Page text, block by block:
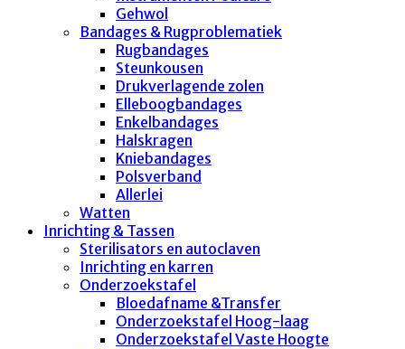
Gehwol
Bandages & Rugproblematiek
Rugbandages
Steunkousen
Drukverlagende zolen
Elleboogbandages
Enkelbandages
Halskragen
Kniebandages
Polsverband
Allerlei
Watten
Inrichting & Tassen
Sterilisators en autoclaven
Inrichting en karren
Onderzoekstafel
Bloedafname &Transfer
Onderzoekstafel Hoog-laag
Onderzoekstafel Vaste Hoogte